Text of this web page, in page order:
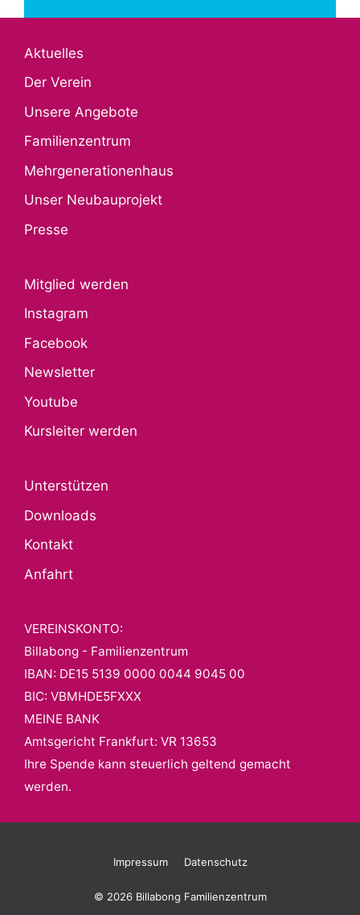
Aktuelles
Der Verein
Unsere Angebote
Familienzentrum
Mehrgenerationenhaus
Unser Neubauprojekt
Presse
Mitglied werden
Instagram
Facebook
Newsletter
Youtube
Kursleiter werden
Unterstützen
Downloads
Kontakt
Anfahrt
VEREINSKONTO:
Billabong - Familienzentrum
IBAN: DE15 5139 0000 0044 9045 00
BIC: VBMHDE5FXXX
MEINE BANK
Amtsgericht Frankfurt: VR 13653
Ihre Spende kann steuerlich geltend gemacht
werden.
Impressum Datenschutz
© 2026 Billabong Familienzentrum